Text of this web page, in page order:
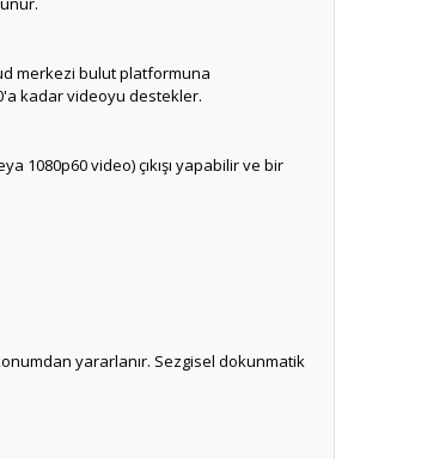
merkezi bulut platformuna
kadar videoyu destekler.
1080p60 video) çıkışı yapabilir ve bir
yararlanır. Sezgisel dokunmatik